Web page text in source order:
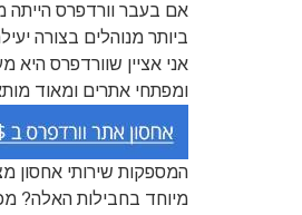
אם בעבר וורדפרס הייתה
ביותר מנוהלים בצורה
אני אציין שוורדפרס היא
ומפתחי אתרים ומאוד
המספקות שירותי אחסון
מיוחד בחבילות האלה?